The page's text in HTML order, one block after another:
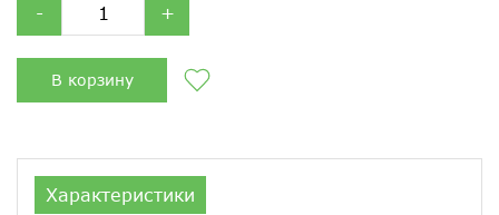
- +
В корзину
Характеристики